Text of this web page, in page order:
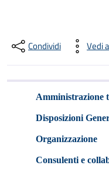
Condividi Vedi
Amministrazione
Disposizioni
Organizzazione
Consulenti e